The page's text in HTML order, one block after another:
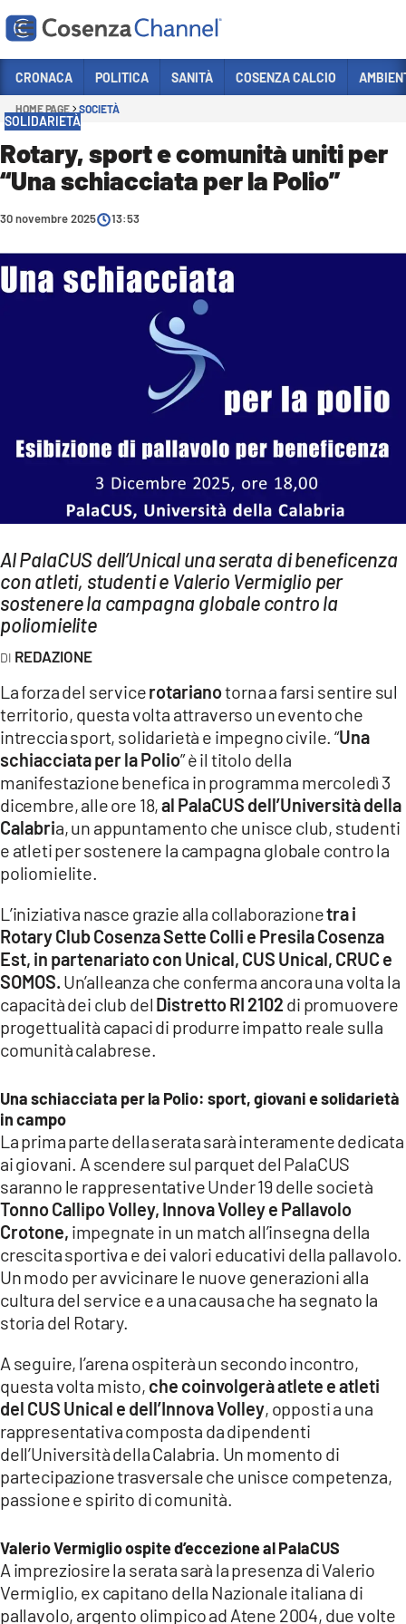
Sezioni
POLITICA
ITALIA MONDO
Streaming
LAC NETWORK
LAC ONAIR
LaC
Network
LACPLAY.IT
LACTV.IT
LACONAIR.IT
LACITYMAG.IT
ILREGGINO.IT
COSENZACHANNEL.IT
ILVIBONESE.IT
CATANZAROCHANNEL.IT
LACAPITALENEWS.IT
App
ANDROID
APPLE
CRONACA POLITICA SANITÀ COSENZA CALCIO
HOME PAGE SOCIETÀ
SOLIDARIETÀ
Rotary, sport e comunità uniti per
“Una schiacciata per la Polio”
30 novembre 2025 13:53
Al PalaCUS dell’Unical una serata di beneficenza
con atleti, studenti e Valerio Vermiglio per
sostenere la campagna globale contro la
poliomielite
REDAZIONE
La forza del servicerotarianotorna a farsi sentire sul
territorio, questa volta attraverso un evento che
intreccia sport, solidarietà e impegno civile. “Una
schiacciata per la Polio” è il titolo della
manifestazione benefica in programma mercoledì 3
dicembre, alle ore 18,al PalaCUS dell’Università della
Calabria, un appuntamento che unisce club, studenti
e atleti per sostenere la campagna globale contro la
poliomielite.
L’iniziativa nasce grazie alla collaborazionetra i
Rotary Club Cosenza Sette Colli e Presila Cosenza
Est, in partenariato con Unical, CUS Unical, CRUC e
SOMOS. Un’alleanza che conferma ancora una volta la
capacità dei club del Distretto RI 2102 di promuovere
progettualità capaci di produrre impatto reale sulla
comunità calabrese.
Una schiacciata per la Polio: sport, giovani e solidarietà
in campo
La prima parte della serata sarà interamente dedicata
ai giovani. A scendere sul parquet del PalaCUS
saranno le rappresentative Under 19 delle società
Tonno Callipo Volley, Innova Volley e Pallavolo
Crotone, impegnate in un match all’insegna della
crescita sportiva e dei valori educativi della pallavolo.
Un modo per avvicinare le nuove generazioni alla
cultura del service e a una causa che ha segnato la
storia del Rotary.
A seguire, l’arena ospiterà un secondo incontro,
questa volta misto, che coinvolgerà atlete e atleti
del CUS Unical e dell’Innova Volley, opposti a una
rappresentativa composta da dipendenti
dell’Università della Calabria. Un momento di
partecipazione trasversale che unisce competenza,
passione e spirito di comunità.
Valerio Vermiglio ospite d’eccezione al PalaCUS
A impreziosire la serata sarà la presenza di Valerio
Vermiglio, ex capitano della Nazionale italiana di
pallavolo, argento olimpico ad Atene 2004, due volte